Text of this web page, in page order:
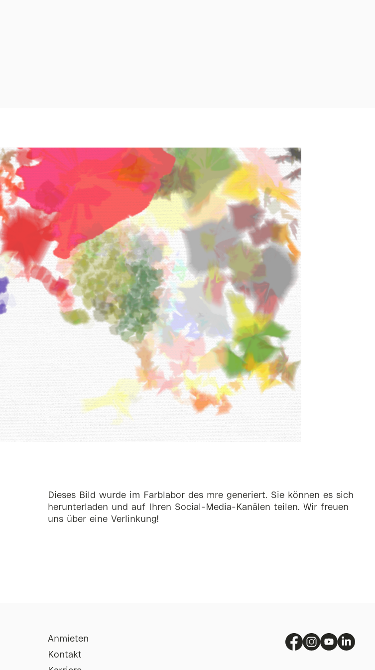
Dieses Bild wurde im Farblabor des mre generiert. Sie können es sich
herunterladen und auf Ihren Social-Media-Kanälen teilen. Wir freuen
uns über eine Verlinkung!
Anmieten
Kontakt